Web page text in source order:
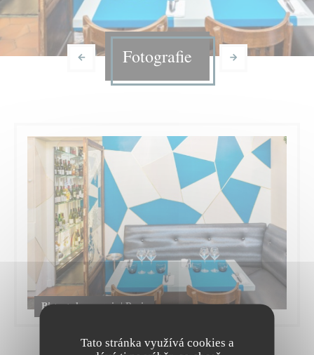
Tato stránka využívá cookies a
Fotografie
Bistrot du maquis | Paris